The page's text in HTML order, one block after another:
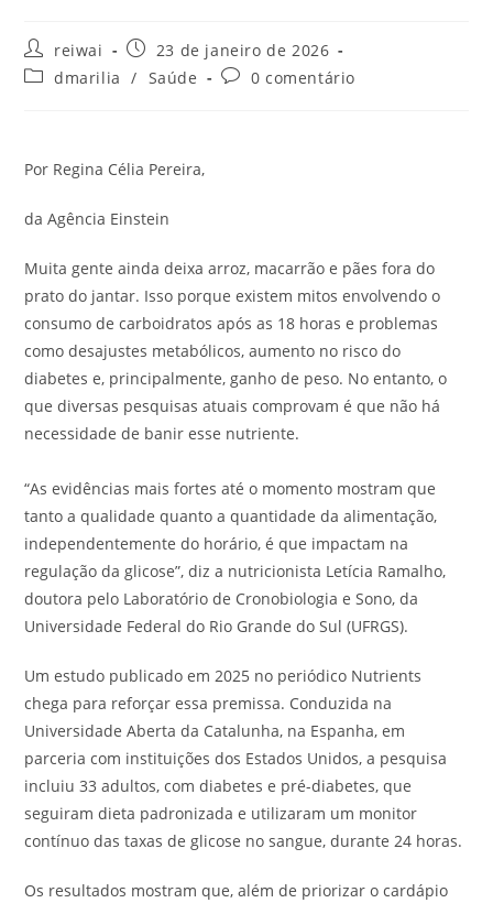
Autor
do
post:
reiwai
Post
publicado:
23 de janeiro de 2026
Categoria
dmarilia / Saúde
Comentários
0 comentário
Por Regina Célia Pereira,
da Agência Einstein
Muita gente ainda deixa arroz, macarrão e pães fora do
prato do jantar. Isso porque existem mitos envolvendo o
consumo de carboidratos após as 18 horas e problemas
como desajustes metabólicos, aumento no risco do
diabetes e, principalmente, ganho de peso. No entanto, o
que diversas pesquisas atuais comprovam é que não há
necessidade de banir esse nutriente.
“As evidências mais fortes até o momento mostram que
tanto a qualidade quanto a quantidade da alimentação,
independentemente do horário, é que impactam na
regulação da glicose”, diz a nutricionista Letícia Ramalho,
doutora pelo Laboratório de Cronobiologia e Sono, da
Universidade Federal do Rio Grande do Sul (UFRGS).
Um estudo publicado em 2025 no periódico Nutrients
chega para reforçar essa premissa. Conduzida na
Universidade Aberta da Catalunha, na Espanha, em
parceria com instituições dos Estados Unidos, a pesquisa
incluiu 33 adultos, com diabetes e pré-diabetes, que
seguiram dieta padronizada e utilizaram um monitor
contínuo das taxas de glicose no sangue, durante 24 horas.
Os resultados mostram que, além de priorizar o cardápio